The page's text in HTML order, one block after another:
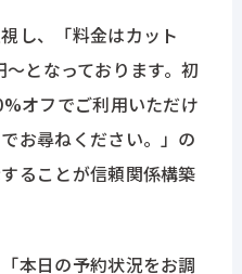
し、「料金はカット
となっております。初
オフでご利用いただけ
お尋ねください。」の
ることが信頼関係構築
本日の予約状況をお調